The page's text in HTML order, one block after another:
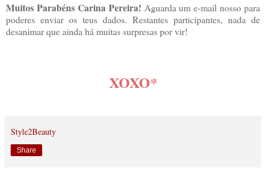
Muitos Parabéns Carina Pereira! Aguarda um e-mail nosso para
poderes enviar os teus dados. Restantes participantes, nada de
desanimar que ainda há muitas surpresas por vir!
XOXO*
Style2Beauty
Share